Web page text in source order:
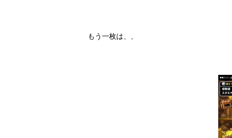
もう一枚は、、